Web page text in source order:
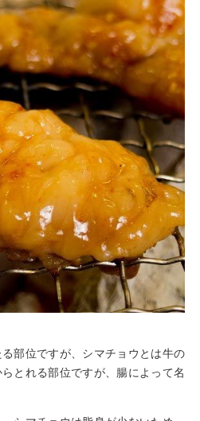
部位ですが、シマチョウとは牛の
とれる部位ですが、腸によって名